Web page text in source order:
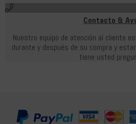
Contacto &
Nuestro equipo de atención al cliente
durante y después de su compra y
tiene usted